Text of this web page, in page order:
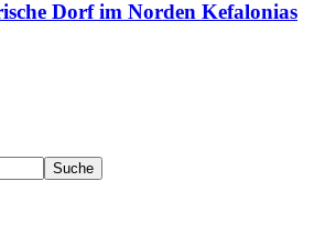
Dorf im Norden Kefalonias